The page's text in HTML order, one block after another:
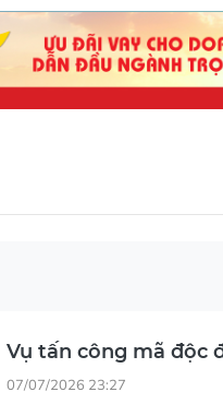
Vụ tấn công mã độc
07/07/2026 23:27